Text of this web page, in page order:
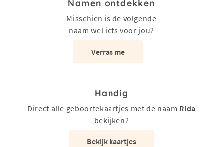
Namen ontdekken
Misschien is de volgende
naam wel iets voor jou?
Verras me
Handig
Direct alle geboortekaartjes met de naam Rida
bekijken?
Bekijk kaartjes